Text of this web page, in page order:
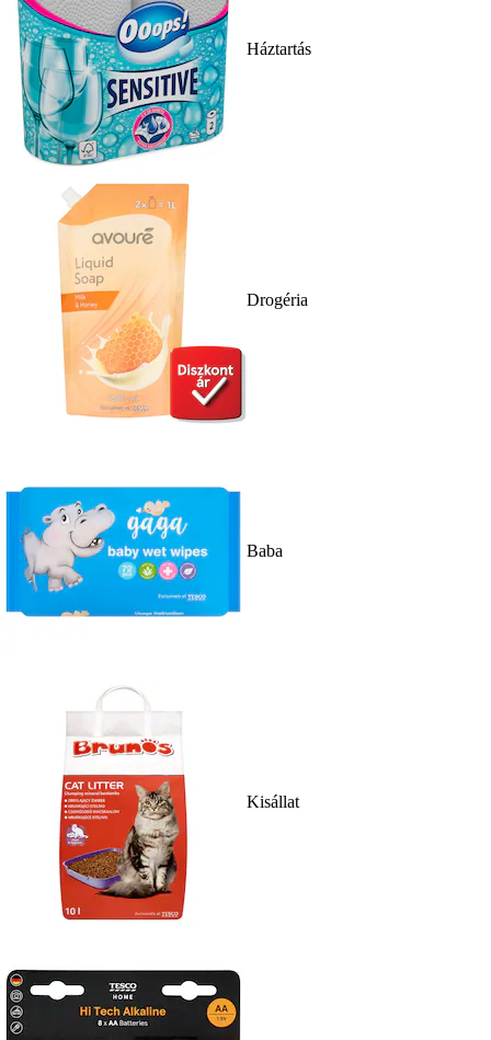
Háztartás
Drogéria
Baba
Kisállat